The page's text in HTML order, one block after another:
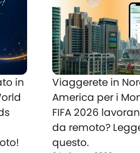
in
Viaggerete in
America per i
FIFA 2026
da remoto?
questo.